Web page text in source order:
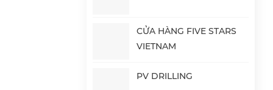
CỬA HÀNG FIVE STARS
VIETNAM
PV DRILLING